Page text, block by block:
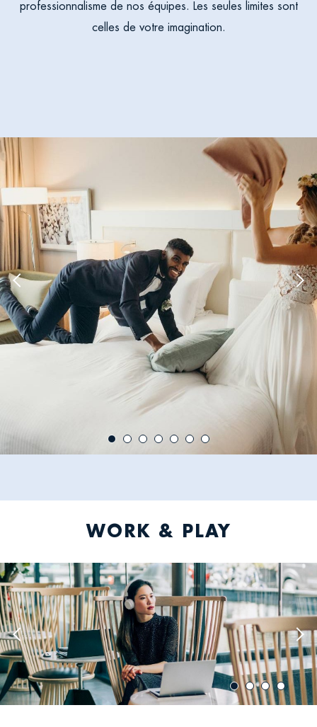
professionnalisme de nos équipes. Les seules limites sont
celles de votre imagination.
Previous
image
WORK & PLAY
Previous
image